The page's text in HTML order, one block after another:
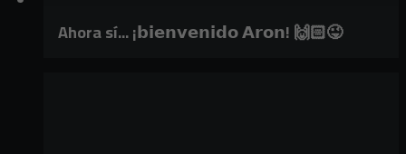
Ahora sí... ¡𝗯𝗶𝗲𝗻𝘃𝗲𝗻𝗶𝗱𝗼 𝗔𝗿𝗼𝗻! 🙌🏻😜